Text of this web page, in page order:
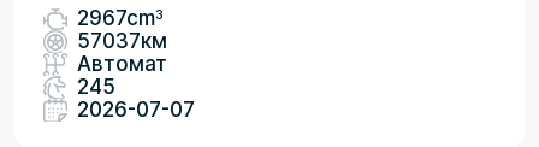
2967cm3
57037км
Автомат
245
2026-07-07